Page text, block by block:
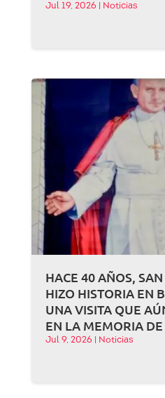
Jul 19, 2026 Noticias
HACE 40 AÑOS,
HIZO HISTORIA EN
UNA VISITA QUE
EN LA MEMORIA
Jul 9, 2026 Noticias